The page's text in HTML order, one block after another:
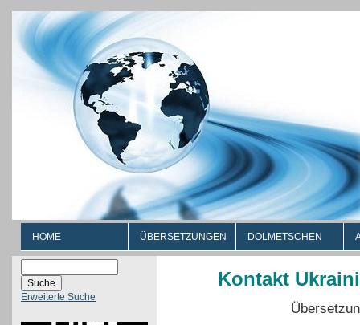
HOME ÜBERSETZUNGEN DOLMETSCHEN
Erweiterte Suche
Kontakt